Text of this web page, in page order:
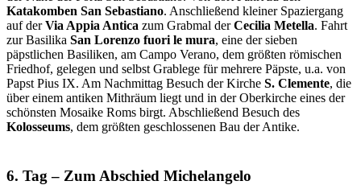
Katakomben San Sebastiano. Anschließend kleiner Spaziergang
auf derVia Appia Antica zum Grabmal derCecilia Metella. Fahrt
zur Basilika San Lorenzo fuori le mura, eine der sieben
päpstlichen Basiliken, am Campo Verano, dem größten römischen
Friedhof, gelegen und selbst Grablege für mehrere Päpste, u.a. von
Papst Pius IX. Am Nachmittag Besuch der Kirche S. Clemente, die
über einem antiken Mithräum liegt und in der Oberkirche eines der
schönsten Mosaike Roms birgt. Abschließend Besuch des
Kolosseums, dem größten geschlossenen Bau der Antike.
6. Tag – Zum Abschied Michelangelo